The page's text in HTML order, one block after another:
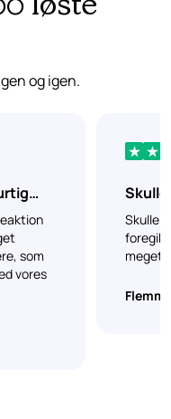
løste
og igen.
som
vores
Skulle
foregik
meget